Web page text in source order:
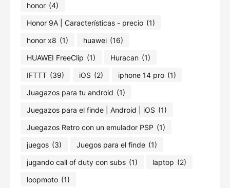
honor (4)
Honor 9A | Características - precio (1)
honor x8 (1) huawei (16)
HUAWEI FreeClip (1) Huracan (1)
IFTTT (39) iOS (2) iphone 14 pro (1)
Juagazos para tu android (1)
Juegazos para el finde | Android | iOS (1)
Juegazos Retro con un emulador PSP (1)
juegos (3) Juegos para el finde (1)
jugando call of duty con subs (1) laptop (2)
loopmoto (1)